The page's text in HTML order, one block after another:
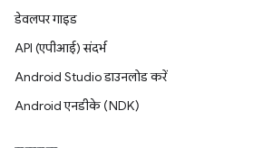
डेवलपर गाइड
API (एपीआई) संदर्भ
Android Studio डाउनलोड करें
Android एनडीके (NDK)